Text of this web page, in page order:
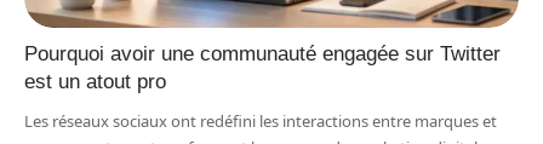
Pourquoi avoir une communauté engagée sur Twitter
est un atout pro
Les réseaux sociaux ont redéfini les interactions entre marques et